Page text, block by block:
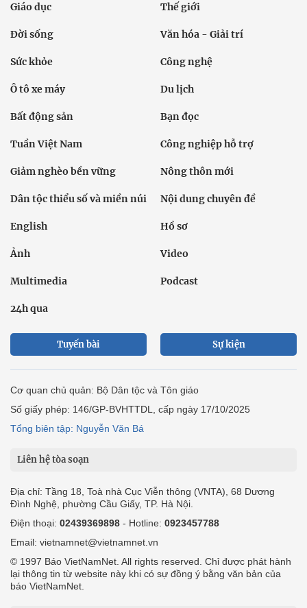
Giáo dục Thế giới
Đời sống Văn hóa - Giải trí
Sức khỏe Công nghệ
Ô tô xe máy Du lịch
Bất động sản Bạn đọc
Tuần Việt Nam Công nghiệp hỗ trợ
Giảm nghèo bền vững Nông thôn mới
Dân tộc thiểu số và miền núi Nội dung chuyên đề
English Hồ sơ
Ảnh Video
Multimedia Podcast
24h qua
Tuyến bài Sự kiện
Cơ quan chủ quản: Bộ Dân tộc và Tôn giáo
Số giấy phép: 146/GP-BVHTTDL, cấp ngày 17/10/2025
Tổng biên tập: Nguyễn Văn Bá
Liên hệ tòa soạn
Địa chỉ: Tầng 18, Toà nhà Cục Viễn thông (VNTA), 68 Dương
Đình Nghệ, phường Cầu Giấy, TP. Hà Nội.
Điện thoại: 02439369898 - Hotline: 0923457788
Email: vietnamnet@vietnamnet.vn
© 1997 Báo VietNamNet. All rights reserved. Chỉ được phát hành
lại thông tin từ website này khi có sự đồng ý bằng văn bản của
báo VietNamNet.